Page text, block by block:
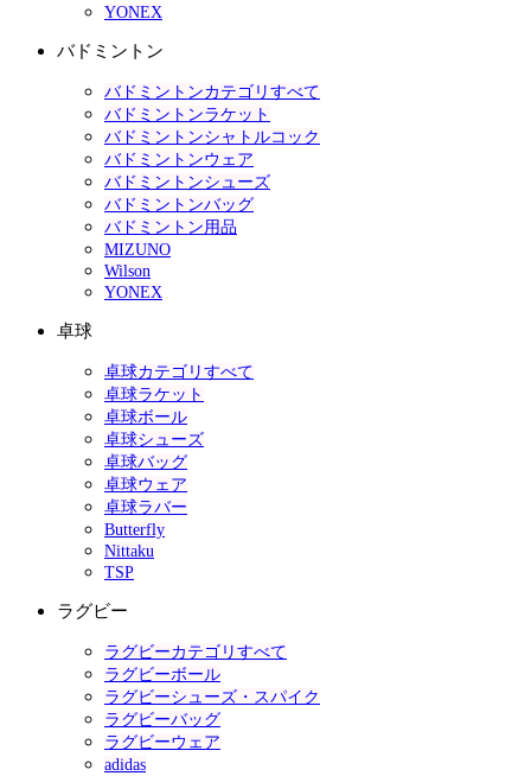
YONEX
バドミントン
バドミントンカテゴリすべて
バドミントンラケット
バドミントンシャトルコック
バドミントンウェア
バドミントンシューズ
バドミントンバッグ
バドミントン用品
MIZUNO
Wilson
YONEX
卓球
卓球カテゴリすべて
卓球ラケット
卓球ボール
卓球シューズ
卓球バッグ
卓球ウェア
卓球ラバー
Butterfly
Nittaku
TSP
ラグビー
ラグビーカテゴリすべて
ラグビーボール
ラグビーシューズ・スパイク
ラグビーバッグ
ラグビーウェア
adidas